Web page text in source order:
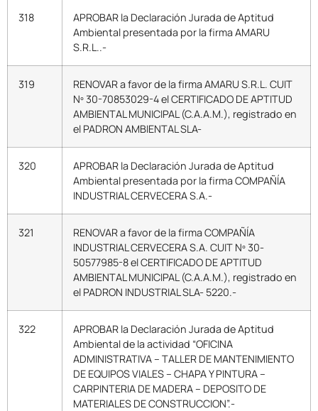
318
APROBAR la Declaración Jurada de Aptitud
Ambiental presentada por la firma AMARU
S.R.L..-
319
RENOVAR a favor de la firma AMARU S.R.L. CUIT
Nº 30-70853029-4 el CERTIFICADO DE APTITUD
AMBIENTAL MUNICIPAL (C.A.A.M.), registrado en
el PADRON AMBIENTAL SLA-
320
APROBAR la Declaración Jurada de Aptitud
Ambiental presentada por la firma COMPAÑÍA
INDUSTRIAL CERVECERA S.A.-
321
RENOVAR a favor de la firma COMPAÑÍA
INDUSTRIAL CERVECERA S.A. CUIT Nº 30-
50577985-8 el CERTIFICADO DE APTITUD
AMBIENTAL MUNICIPAL (C.A.A.M.), registrado en
el PADRON INDUSTRIAL SLA- 5220.-
322
APROBAR la Declaración Jurada de Aptitud
Ambiental de la actividad “OFICINA
ADMINISTRATIVA – TALLER DE MANTENIMIENTO
DE EQUIPOS VIALES – CHAPA Y PINTURA –
CARPINTERIA DE MADERA – DEPOSITO DE
MATERIALES DE CONSTRUCCION”.-